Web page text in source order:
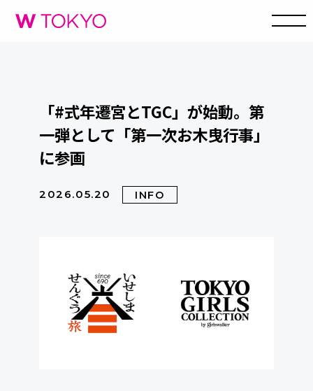
「#式年遷宮とTGC」が始動。第
一弾として「第一次お木曳行事」
に参画
2026.05.20 INFO